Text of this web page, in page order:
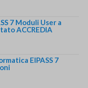
7 Moduli User a
ACCREDIA
EIPASS 7